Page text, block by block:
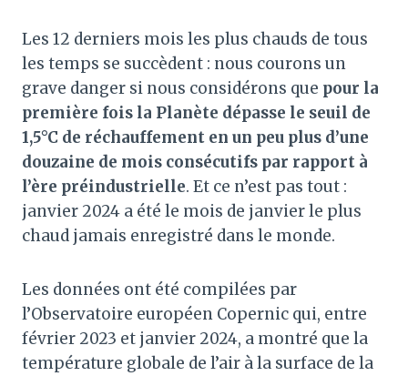
Les 12 derniers mois les plus chauds de tous
les temps se succèdent : nous courons un
grave danger si nous considérons que pour la
première fois la Planète dépasse le seuil de
1,5°C de réchauffement en un peu plus d’une
douzaine de mois consécutifs par rapport à
l’ère préindustrielle. Et ce n’est pas tout :
janvier 2024 a été le mois de janvier le plus
chaud jamais enregistré dans le monde.
Les données ont été compilées par
l’Observatoire européen Copernic qui, entre
février 2023 et janvier 2024, a montré que la
température globale de l’air à la surface de la